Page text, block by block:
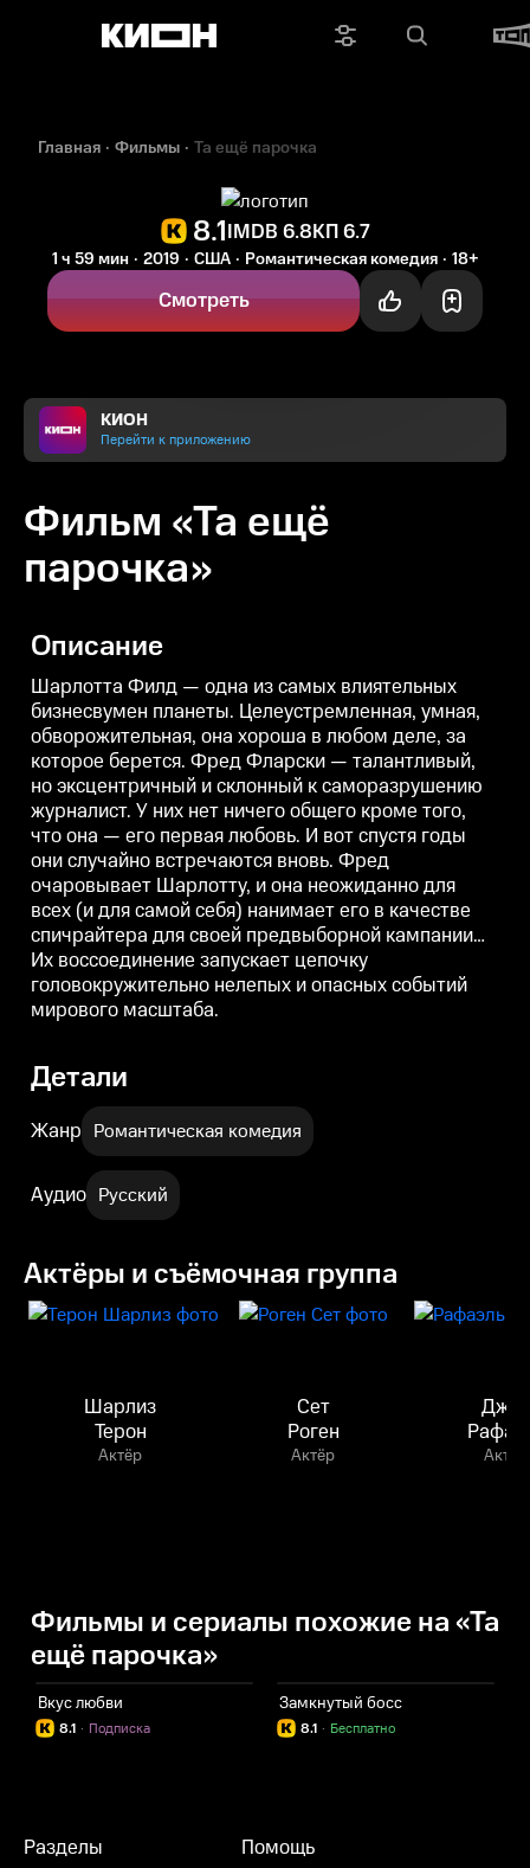
Главная Фильмы Та ещё парочка
8.1IMDB 6.8КП 6.7
1 ч 59 мин 2019 США Романтическая комедия 18+
Смотреть
КИОН
Перейти к приложению
Фильм «Та ещё
парочка»
Описание
Шарлотта Филд — одна из самых влиятельных
бизнесвумен планеты. Целеустремленная, умная,
обворожительная, она хороша в любом деле, за
которое берется. Фред Фларски — талантливый,
но эксцентричный и склонный к саморазрушению
журналист. У них нет ничего общего кроме того,
что она — его первая любовь. И вот спустя годы
они случайно встречаются вновь. Фред
очаровывает Шарлотту, и она неожиданно для
всех (и для самой себя) нанимает его в качестве
спичрайтера для своей предвыборной кампании…
Их воссоединение запускает цепочку
головокружительно нелепых и опасных событий
мирового масштаба.
Детали
Жанр Романтическая комедия
Аудио Русский
Актёры и съёмочная группа
Шарлиз
Терон
Актёр
Сет
Роген
Актёр
Джун
Актёр
Фильмы и сериалы похожие на «Та
ещё парочка»
Вкус любви
8.1 Подписка
·
Замкнутый босс
8.1 Бесплатно
·
Разделы Помощь